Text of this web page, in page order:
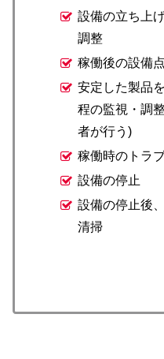
設備の立ち上
調整
稼働後の設備
安定した製品
程の監視・調
者が行う)
稼働時のトラ
設備の停止
設備の停止後
清掃